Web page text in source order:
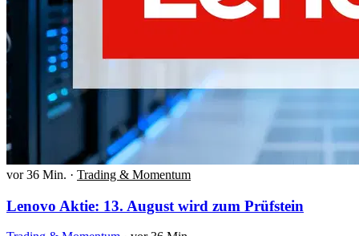
vor 36 Min. · Trading & Momentum
Lenovo Aktie: 13. August wird zum Prüfstein